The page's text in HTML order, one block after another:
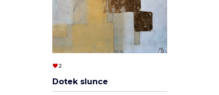
2
Dotek slunce